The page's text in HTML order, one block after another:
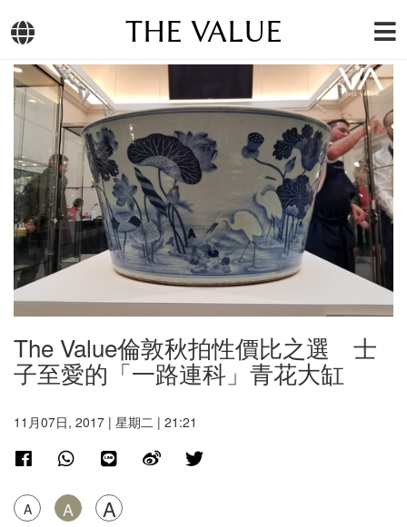
THE VALUE
The Value倫敦秋拍性價比之選 士
子至愛的「一路連科」青花大缸
11月07日, 2017 | 星期二 | 21:21
A A A